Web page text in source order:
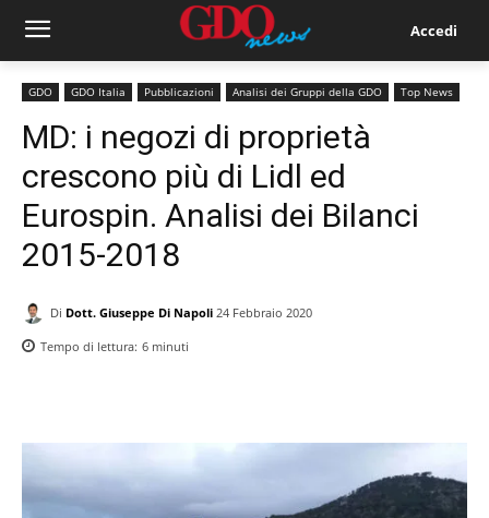
Accedi
GDO GDO Italia Pubblicazioni Analisi dei Gruppi della GDO Top News
MD: i negozi di proprietà
crescono più di Lidl ed
Eurospin. Analisi dei Bilanci
2015-2018
Di Dott. Giuseppe Di Napoli 24 Febbraio 2020
Tempo di lettura: 6 minuti